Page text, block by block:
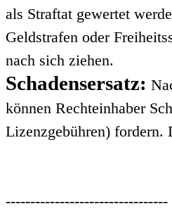
als Straftat gewertet
Geldstrafen oder
nach sich ziehen.
Schadensersatz:
können Rechteinhaber
Lizenzgebühren) fordern.
---------------------------------